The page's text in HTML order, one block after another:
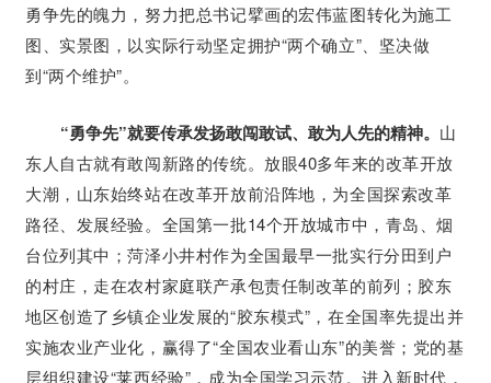
勇争先的魄力，努力把总书记擘画的宏伟蓝图转化为施工
图、实景图，以实际行动坚定拥护“两个确立”、坚决做
到“两个维护”。
“勇争先”就要传承发扬敢闯敢试、敢为人先的精神。 山
东人自古就有敢闯新路的传统。放眼40多年来的改革开放
大潮，山东始终站在改革开放前沿阵地，为全国探索改革
路径、发展经验。全国第一批14个开放城市中，青岛、烟
台位列其中；菏泽小井村作为全国最早一批实行分田到户
的村庄，走在农村家庭联产承包责任制改革的前列；胶东
地区创造了乡镇企业发展的“胶东模式”，在全国率先提出并
实施农业产业化，赢得了“全国农业看山东”的美誉；党的基
层组织建设“莱西经验”，成为全国学习示范。进入新时代，